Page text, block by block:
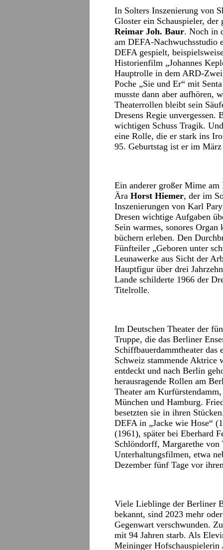
In Solters Inszenierung von
Gloster ein Schauspieler, der
Reimar Joh. Baur. Noch in
am DEFA-Nachwuchsstudio
DEFA gespielt,
Historienfilm „Johannes
Hauptrolle in dem ARD-
Poche „Sie und Er“ mit
musste dann aber aufhören,
Theaterrollen bleibt sein
Dresens Regie
wichtigen Schuss Tragik.
eine Rolle, die er stark ins
95. Geburtstag ist er im
Ein anderer großer Mime am
Ära Horst Hiemer, der im
Inszenierungen von Karl
Dresen wichtige Aufgaben
Sein warmes, sonores
büchern erleben. Den
Fünfteiler „Geboren unter
Leunawerke aus Sicht der
Hauptfigur über drei
Lande schilderte 1966 der
Titelrolle.
Im Deutschen Theater der
Truppe, die das Berliner
Schiffbauerdammtheater das
Schweiz stammende Aktrice
entdeckt und nach Berlin
herausragende Rollen am
Theater am
München und Hamburg.
besetzten sie in ihren
DEFA in „Jacke wie Hose“
(1961), später bei Eberhard
Schlöndorff, Margarethe
Unterhaltungsfilmen, etwa
Dezember fünf Tage vor
Viele Lieblinge der Berliner
bekannt, sind 2023 mehr
Gegenwart verschwunden.
mit 94 Jahren starb. Als
Meininger Hofschauspielerin